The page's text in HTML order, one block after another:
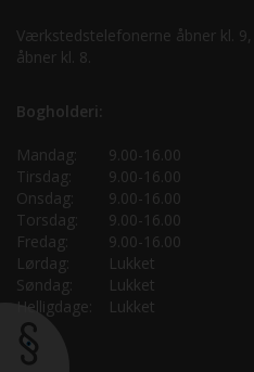
Værkstedstelefonerne åbner kl.
åbner kl. 8.
Bogholderi:
Mandag:
9.00-16.00
Tirsdag:
9.00-16.00
Onsdag:
9.00-16.00
Torsdag:
9.00-16.00
Fredag:
9.00-16.00
Lørdag:
Lukket
Søndag:
Lukket
Helligdage:
Lukket